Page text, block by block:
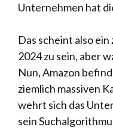
Unternehmen hat
Das scheint also
2024 zu sein, aber
Nun, Amazon
ziemlich massiven
wehrt sich das
sein